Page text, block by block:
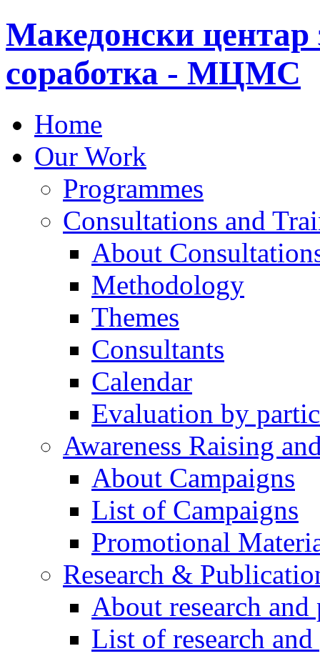
Македонски центар
соработка - МЦМС
Home
Our Work
Programmes
Consultations and
About
Methodology
Themes
Consultants
Calendar
Evaluation by
Awareness Raising
About Campaigns
List of Campaigns
Promotional
Research &
About research
List of research